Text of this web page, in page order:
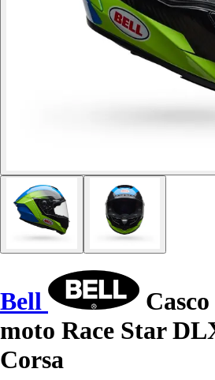
Bell
moto Race Star
Corsa